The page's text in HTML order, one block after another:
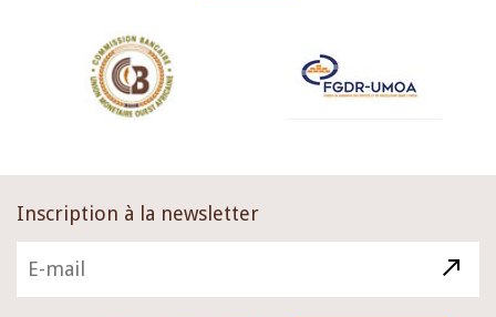
Inscription à la newsletter